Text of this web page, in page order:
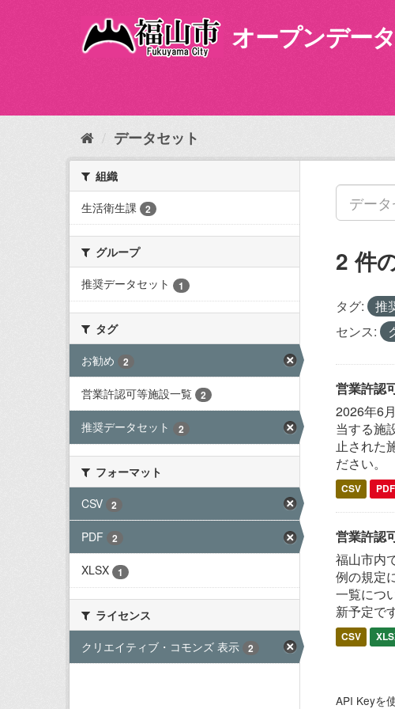
内
オープンデー
データセット
組織
生活衛生課
2
グループ
推奨データセット
1
タグ
お勧め
2
営業許認可等施設一覧 2
推奨データセット 2
フォーマット
CSV
2
PDF 2
XLSX 1
ライセンス
クリエイティブ・コモンズ 表示
2
2 件
タグ: 推
センス:
営業許認
2026年6
当する施
止された
ださい。
CSV PDF
営業許認
福山市内
例の規定
一覧につ
新予定で
CSV
API Keyを